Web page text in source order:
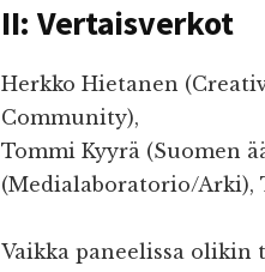
II: Vertaisverkot
Herkko Hietanen
Community),
Tommi Kyyrä (Suomen
(Medialaboratorio/Arki),
Vaikka paneelissa olikin